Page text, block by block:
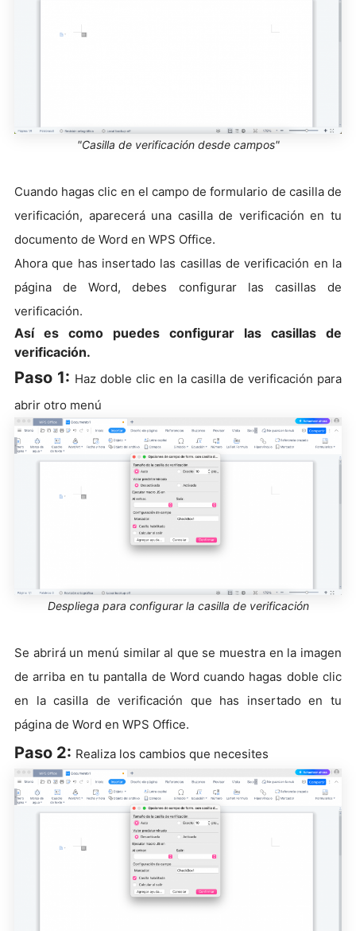
"Casilla de verificación desde campos"
Cuando hagas clic en el campo de formulario de casilla de
verificación, aparecerá una casilla de verificación en tu
documento de Word en WPS Office.
Ahora que has insertado las casillas de verificación en la
página de Word, debes configurar las casillas de
verificación.
Así es como puedes configurar las casillas de
verificación.
Paso 1: Haz doble clic en la casilla de verificación para
abrir otro menú
Despliega para configurar la casilla de verificación
Se abrirá un menú similar al que se muestra en la imagen
de arriba en tu pantalla de Word cuando hagas doble clic
en la casilla de verificación que has insertado en tu
página de Word en WPS Office.
Paso 2: Realiza los cambios que necesites